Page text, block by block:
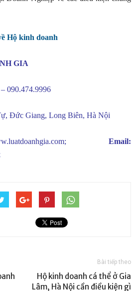
Hộ kinh doanh
GIA
090.474.9996
Đức Giang, Long Biên, Hà Nội
; Email:
Bài tiếp theo
Hộ kinh doanh cá thể ở Gia
Lâm, Hà Nội cần điều kiện gì